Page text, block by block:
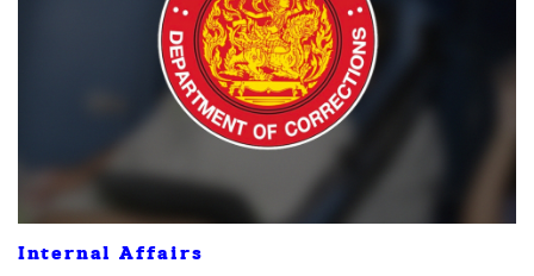
Internal Affairs